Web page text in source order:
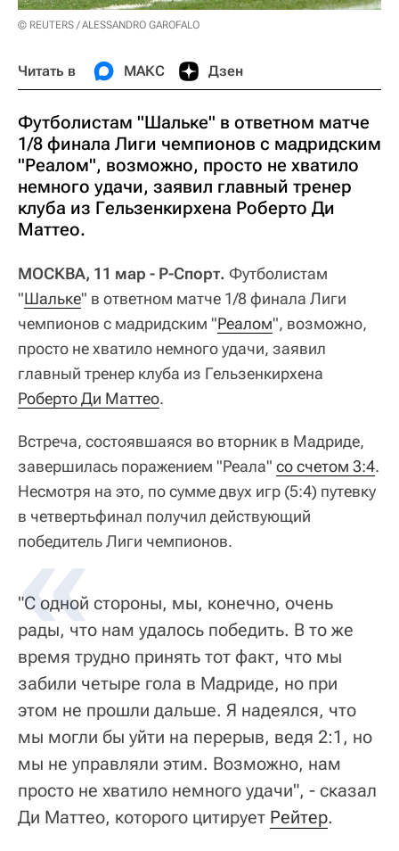
© REUTERS / ALESSANDRO GAROFALO
Читать в МАКС Дзен
Футболистам "Шальке" в ответном матче
1/8 финала Лиги чемпионов с мадридским
"Реалом", возможно, просто не хватило
немного удачи, заявил главный тренер
клуба из Гельзенкирхена Роберто Ди
Маттео.
МОСКВА, 11 мар - Р-Спорт. Футболистам
"Шальке" в ответном матче 1/8 финала Лиги
чемпионов с мадридским "Реалом", возможно,
просто не хватило немного удачи, заявил
главный тренер клуба из Гельзенкирхена
Роберто Ди Маттео.
Встреча, состоявшаяся во вторник в Мадриде,
завершилась поражением "Реала" со счетом 3:4.
Несмотря на это, по сумме двух игр (5:4) путевку
в четвертьфинал получил действующий
победитель Лиги чемпионов.
"С одной стороны, мы, конечно, очень
рады, что нам удалось победить. В то же
время трудно принять тот факт, что мы
забили четыре гола в Мадриде, но при
этом не прошли дальше. Я надеялся, что
мы могли бы уйти на перерыв, ведя 2:1, но
мы не управляли этим. Возможно, нам
просто не хватило немного удачи", - сказал
Ди Маттео, которого цитирует Рейтер.